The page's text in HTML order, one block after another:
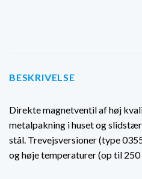
BESKRIVELSE
Direkte magnetventil af høj
metalpakning i huset og
stål. Trevejsversioner (type
og høje temperaturer (op til